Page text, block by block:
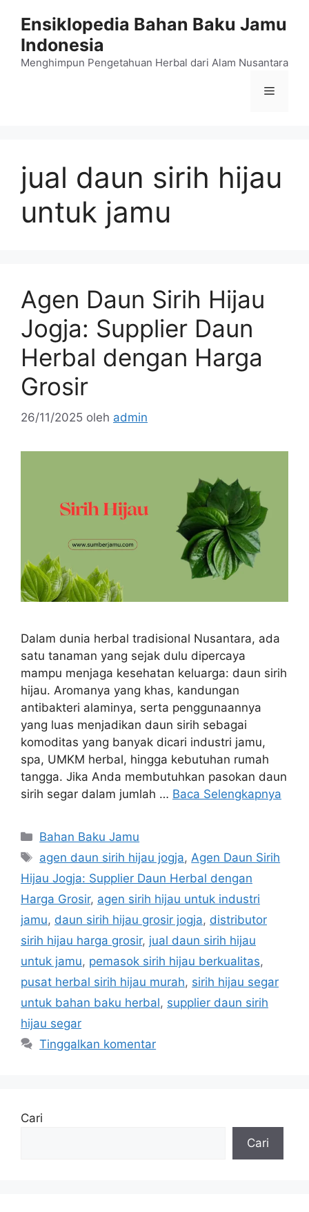
Ensiklopedia Bahan Baku Jamu
Indonesia
Menghimpun Pengetahuan Herbal dari Alam Nusantara
Menu
jual daun sirih hijau
untuk jamu
Agen Daun Sirih Hijau
Jogja: Supplier Daun
Herbal dengan Harga
Grosir
26/11/2025 oleh admin
Dalam dunia herbal tradisional Nusantara, ada
satu tanaman yang sejak dulu dipercaya
mampu menjaga kesehatan keluarga: daun sirih
hijau. Aromanya yang khas, kandungan
antibakteri alaminya, serta penggunaannya
yang luas menjadikan daun sirih sebagai
komoditas yang banyak dicari industri jamu,
spa, UMKM herbal, hingga kebutuhan rumah
tangga. Jika Anda membutuhkan pasokan daun
sirih segar dalam jumlah … Baca Selengkapnya
Kategori
Bahan Baku Jamu
Tag
agen daun sirih hijau jogja, Agen Daun Sirih
Hijau Jogja: Supplier Daun Herbal dengan
Harga Grosir, agen sirih hijau untuk industri
jamu, daun sirih hijau grosir jogja, distributor
sirih hijau harga grosir, jual daun sirih hijau
untuk jamu, pemasok sirih hijau berkualitas,
pusat herbal sirih hijau murah, sirih hijau segar
untuk bahan baku herbal, supplier daun sirih
hijau segar
Tinggalkan komentar
Cari
Cari